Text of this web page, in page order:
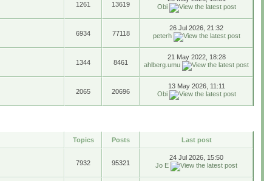
1261 13619
Obi
6934 77118
26 Jul 2026, 21:32
peterh
1344 8461
21 May 2022, 18:28
ahlberg.umu
2065 20696
13 May 2026, 11:11
Obi
Topics Posts Last post
7932 95321
24 Jul 2026, 15:50
Jo E